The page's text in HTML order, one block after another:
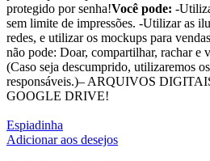
protegido por senha!Você pode: -
sem limite de impressões. -Utilizar as
redes, e utilizar os mockups para
não pode: Doar, compartilhar, rachar e
(Caso seja descumprido, utilizaremos
responsáveis.)– ARQUIVOS
GOOGLE DRIVE!
Espiadinha
Adicionar aos desejos